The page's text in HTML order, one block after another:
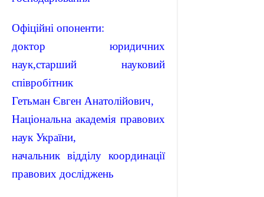
Офіційні опоненти:
доктор юридичних
наук,старший науковий
співробітник
Гетьман Євген Анатолійович,
Національна академія правових
наук України,
начальник відділу координації
правових досліджень